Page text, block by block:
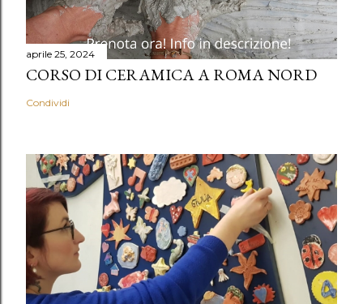
aprile 25, 2024
CORSO DI CERAMICA A ROMA NORD
Condividi